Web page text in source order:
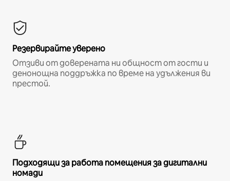
Резервирайте уверено
Отзиви от доверената ни общност от гости и
денонощна поддръжка по време на удължения ви
престой.
Подходящи за работа помещения за дигитални
номади